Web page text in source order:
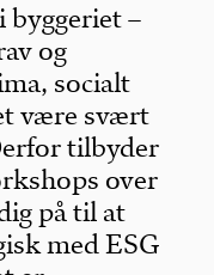
byggeriet –
og
socialt
være svært
tilbyder
over
på til at
med ESG